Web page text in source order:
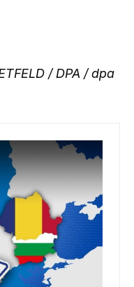
/ DPA / dpa